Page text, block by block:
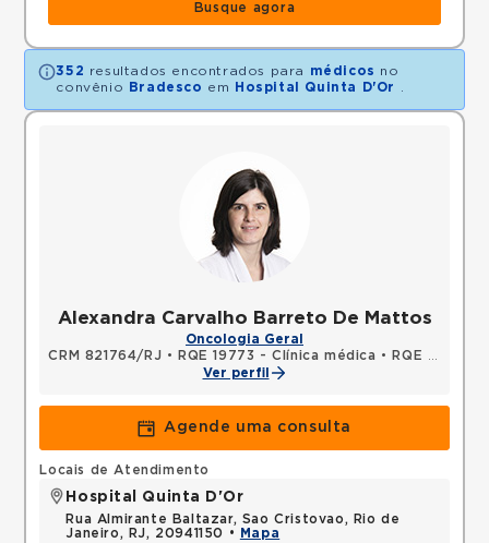
Busque agora
352 resultados encontrados para médicos no
convênio
Bradesco em Hospital Quinta D'Or
Alexandra Carvalho Barreto De Mattos
Oncologia Geral
CRM 821764/RJ • RQE 19773 - Clínica médica •
RQE 19774 - Oncologia clínica
Ver perfil
Agende uma consulta
Locais de Atendimento
Hospital Quinta D'Or
Rua Almirante Baltazar, Sao Cristovao, Rio de
Janeiro, RJ, 20941150 •
Mapa